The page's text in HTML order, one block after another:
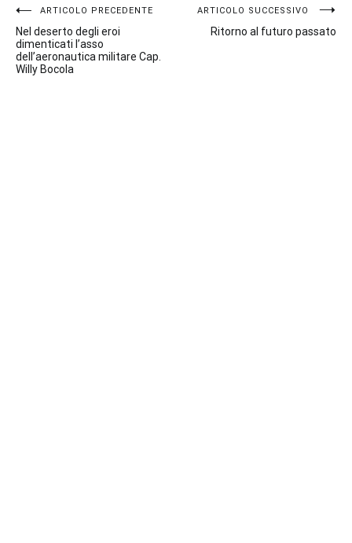
Navigazione
articoli
ARTICOLO PRECEDENTE
Nel deserto degli eroi
dimenticati l’asso
dell’aeronautica militare Cap.
Willy Bocola
ARTICOLO SUCCESSIVO
Ritorno al futuro passato